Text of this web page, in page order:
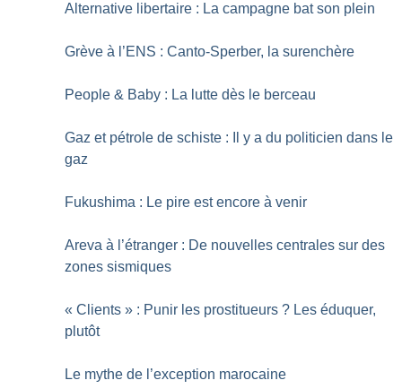
Alternative libertaire : La campagne bat son plein
Grève à l’ENS : Canto-Sperber, la surenchère
People & Baby : La lutte dès le berceau
Gaz et pétrole de schiste : Il y a du politicien dans le
gaz
Fukushima : Le pire est encore à venir
Areva à l’étranger : De nouvelles centrales sur des
zones sismiques
« Clients » : Punir les prostitueurs ? Les éduquer,
plutôt
Le mythe de l’exception marocaine